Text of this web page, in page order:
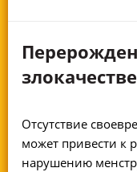
Отсутствие
может привести к
нарушению